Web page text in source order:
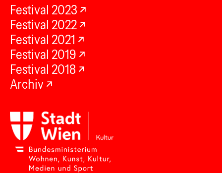
Festival 2023
Festival 2022
Festival 2021
Festival 2019
Festival 2018
Archiv